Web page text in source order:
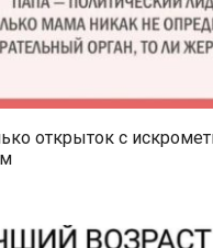
открыток с